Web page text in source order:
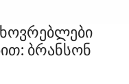
ბრანსონ